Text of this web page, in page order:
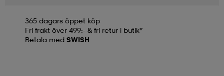
365 dagars öppet köp
Fri frakt över 499:- & fri retur i butik*
Betala med SWISH